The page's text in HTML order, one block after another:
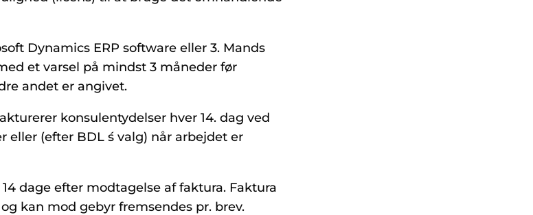
Dynamics ERP software eller 3. Mands
et varsel på mindst 3 måneder før
andet er angivet.
konsulentydelser hver 14. dag ved
eller (efter BDL ́s valg) når arbejdet er
dage efter modtagelse af faktura. Faktura
kan mod gebyr fremsendes pr. brev.